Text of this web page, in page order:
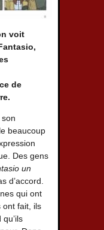
voit
de
beaucoup
Des gens
un
d’accord.
qui ont
ont fait, ils